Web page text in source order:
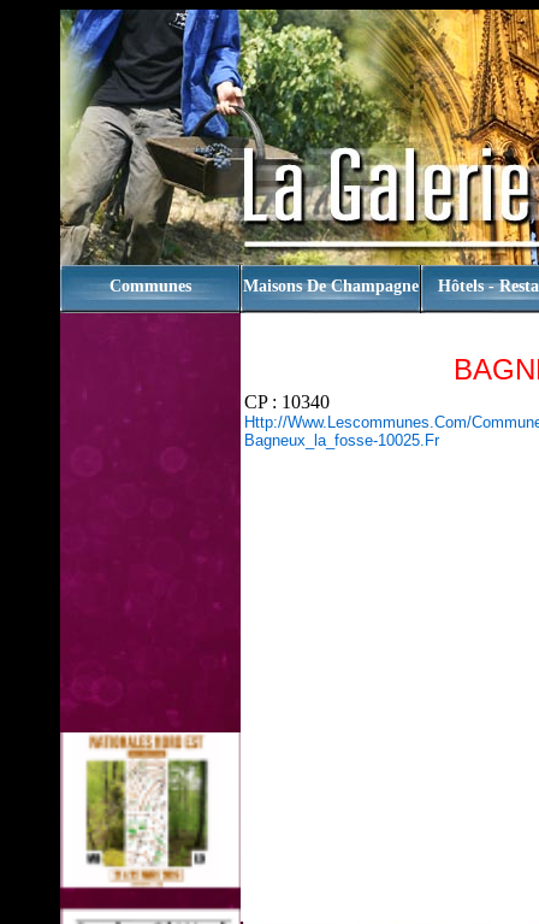
Communes Maisons De Champagne Hôtels -
CP : 10340
Http://www.lescommunes.com/
Bagneux_la_fosse-10025.fr